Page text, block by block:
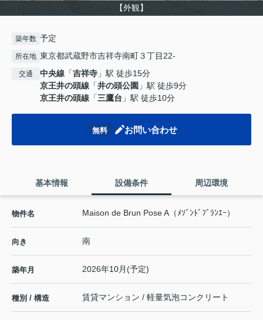
【外観】
築年数 予定
所在地 東京都武蔵野市吉祥寺南町３丁目22-
交通 中央線 「吉祥寺 」駅 徒歩15分
京王井の頭線 「井の頭公園 」駅 徒歩9分
京王井の頭線 「三鷹台 」駅 徒歩10分
無料 お問い合わせ
基本情報 設備条件 周辺環境
物件名 Maison de Brun Pose A（ﾒｿﾞﾝﾄﾞﾌﾞﾗﾝｴｰ）
向き 南
築年月 2026年10月(予定)
種別 / 構造 賃貸マンション / 軽量気泡コンクリート